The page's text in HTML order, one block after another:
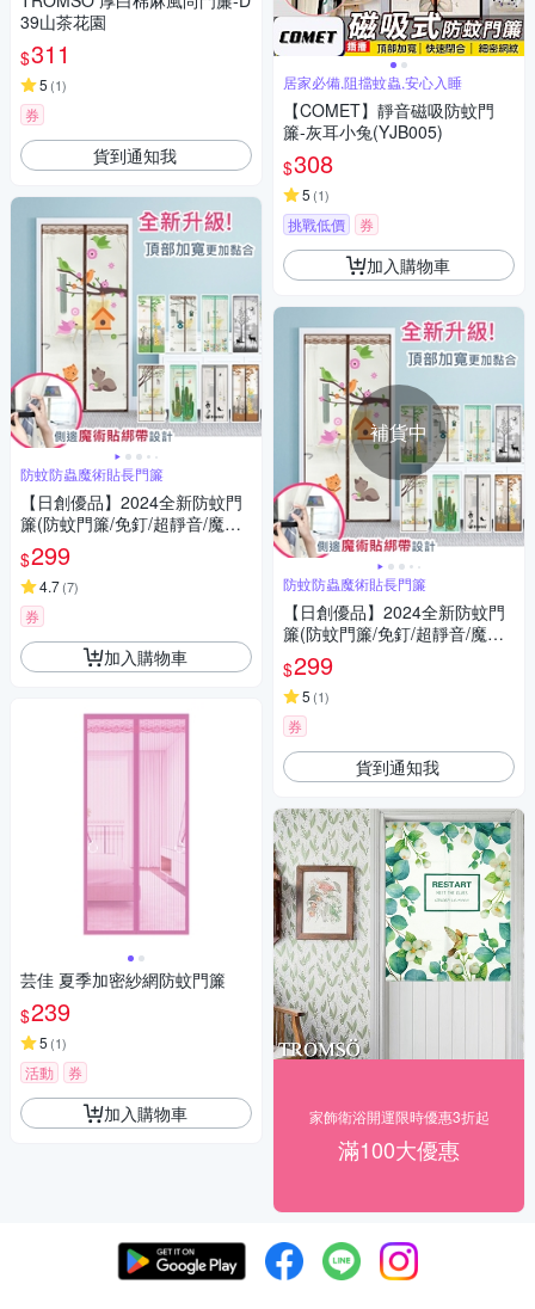
39山茶花園
$311
5 (1)
券
貨到通知我
防蚊防蟲魔術貼長門簾
【日創優品】2024全新防蚊門
簾(防蚊門簾/免釘/超靜音/魔術
貼/)
$299
4.7(7)
券
加入購物車
芸佳 夏季加密紗網防蚊門簾
$239
5 (1)
活動 券
加入購物車
居家必備,阻擋蚊蟲,安心入睡
【COMET】靜音磁吸防蚊門
簾-灰耳小兔(YJB005)
$308
5 (1)
挑戰低價 券
加入購物車
補貨中
防蚊防蟲魔術貼長門簾
【日創優品】2024全新防蚊門
簾(防蚊門簾/免釘/超靜音/魔術
貼/)
$299
5 (1)
券
貨到通知我
家飾衛浴開運限時優惠3折起
滿100大優惠